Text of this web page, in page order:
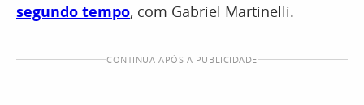
segundo tempo, com Gabriel Martinelli.
CONTINUA APÓS A PUBLICIDADE